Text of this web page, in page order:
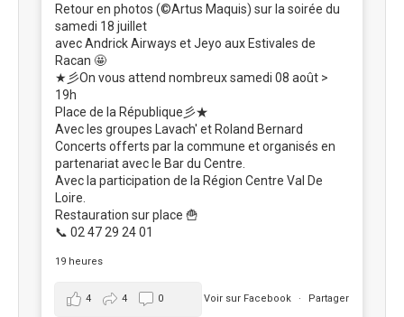
Retour en photos (©Artus Maquis) sur la soirée du
samedi 18 juillet
avec Andrick Airways et Jeyo aux Estivales de
Racan 🤩
★彡On vous attend nombreux samedi 08 août >
19h
Place de la République彡★
Avec les groupes Lavach' et Roland Bernard
Concerts offerts par la commune et organisés en
partenariat avec le Bar du Centre.
Avec la participation de la Région Centre Val De
Loire.
Restauration sur place 🍟
📞 02 47 29 24 01
19 heures
Voir sur Facebook · Partager
4 4 0